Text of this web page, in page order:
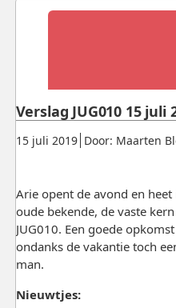
Gepubliceerd:
15 juli 2019. Door: Maarten
Verslag JUG010 15 juli
Arie opent de avond en
oude bekende, de vaste
JUG010. Een goede
ondanks de vakantie toch
man.
Nieuwtjes: